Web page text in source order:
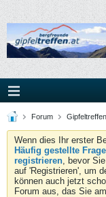
Forum Gipfeltreffen
Wenn dies Ihr erster
Häufig gestellte
registrieren, bevor
auf 'Registrieren', um
können auch jetzt
Forum aus, das Sie